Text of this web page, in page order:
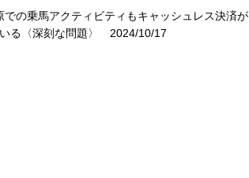
の乗馬アクティビティもキャッシュレス決済が
る〈深刻な問題〉
2024/10/17